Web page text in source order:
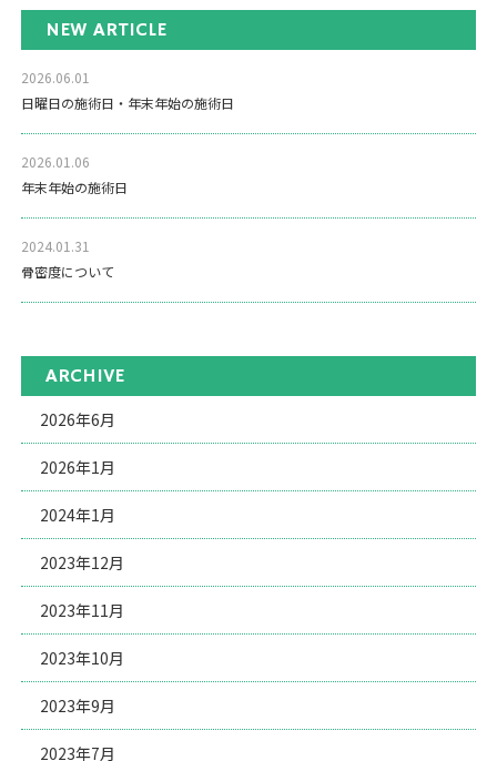
NEW ARTICLE
2026.06.01
日曜日の施術日・年末年始の施術日
2026.01.06
年末年始の施術日
2024.01.31
骨密度について
ARCHIVE
2026年6月
2026年1月
2024年1月
2023年12月
2023年11月
2023年10月
2023年9月
2023年7月